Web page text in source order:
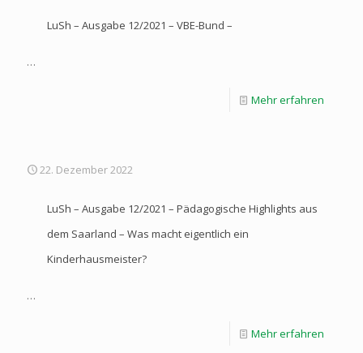
LuSh – Ausgabe 12/2021 – VBE-Bund –
…
Mehr erfahren
22. Dezember 2022
LuSh – Ausgabe 12/2021 – Pädagogische Highlights aus
dem Saarland – Was macht eigentlich ein
Kinderhausmeister?
…
Mehr erfahren